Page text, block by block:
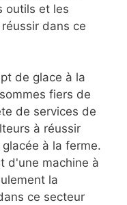
outils et les
dans ce
de glace à la
fiers de
de services de
à réussir
à la ferme.
d'une machine à
la
ce secteur